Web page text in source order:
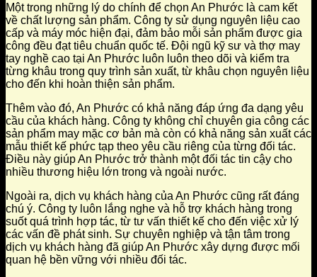
Một trong những lý do chính để chọn An Phước là cam kết
về chất lượng sản phẩm. Công ty sử dụng nguyên liệu cao
cấp và máy móc hiện đại, đảm bảo mỗi sản phẩm được gia
công đều đạt tiêu chuẩn quốc tế. Đội ngũ kỹ sư và thợ may
tay nghề cao tại An Phước luôn luôn theo dõi và kiểm tra
từng khâu trong quy trình sản xuất, từ khâu chọn nguyên liệu
cho đến khi hoàn thiện sản phẩm.
Thêm vào đó, An Phước có khả năng đáp ứng đa dạng yêu
cầu của khách hàng. Công ty không chỉ chuyên gia công các
sản phẩm may mặc cơ bản mà còn có khả năng sản xuất các
mẫu thiết kế phức tạp theo yêu cầu riêng của từng đối tác.
Điều này giúp An Phước trở thành một đối tác tin cậy cho
nhiều thương hiệu lớn trong và ngoài nước.
Ngoài ra, dịch vụ khách hàng của An Phước cũng rất đáng
chú ý. Công ty luôn lắng nghe và hỗ trợ khách hàng trong
suốt quá trình hợp tác, từ tư vấn thiết kế cho đến việc xử lý
các vấn đề phát sinh. Sự chuyên nghiệp và tận tâm trong
dịch vụ khách hàng đã giúp An Phước xây dựng được mối
quan hệ bền vững với nhiều đối tác.